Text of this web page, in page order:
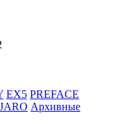
EX5 PREFACE
Архивные